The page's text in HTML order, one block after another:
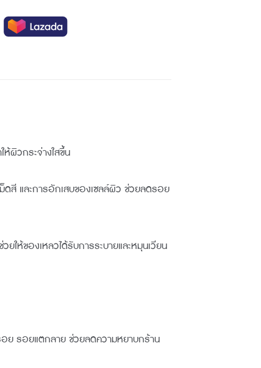
ห้ผิวกระจ่างใสขึ้น
ดสี และการอักเสบของเซลล์ผิว ช่วยลดรอย
ให้ของเหลวได้รับการระบายและหมุนเวียน
ย รอยแตกลาย ช่วยลดความหยาบกร้าน